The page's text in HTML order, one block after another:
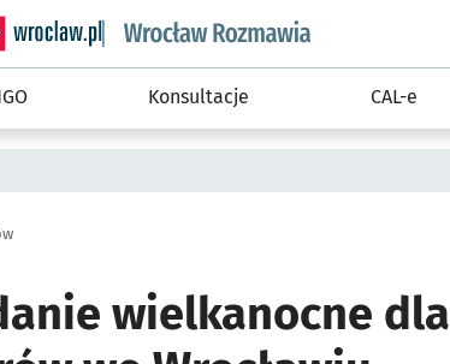
informacyjny wroclaw.pl podserwis: Rozmawia
Konsultacje CAL-e
wielkanocne dla